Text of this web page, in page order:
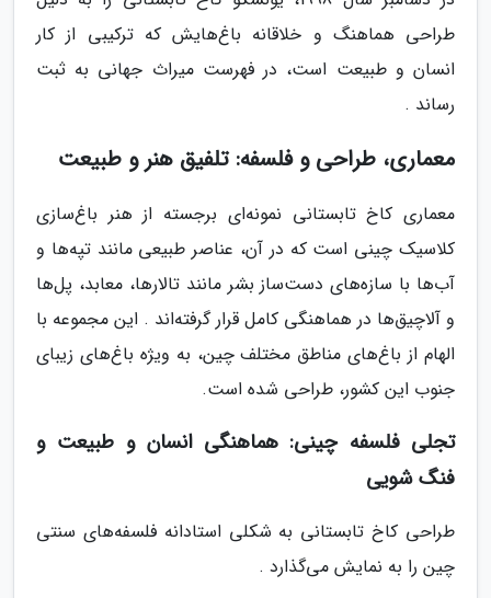
طراحی هماهنگ و خلاقانه باغ‌هایش که ترکیبی از کار
انسان و طبیعت است، در فهرست میراث جهانی به ثبت
رساند .
معماری، طراحی و فلسفه: تلفیق هنر و طبیعت
معماری کاخ تابستانی نمونه‌ای برجسته از هنر باغ‌سازی
کلاسیک چینی است که در آن، عناصر طبیعی مانند تپه‌ها و
آب‌ها با سازه‌های دست‌ساز بشر مانند تالارها، معابد، پل‌ها
و آلاچیق‌ها در هماهنگی کامل قرار گرفته‌اند . این مجموعه با
الهام از باغ‌های مناطق مختلف چین، به ویژه باغ‌های زیبای
جنوب این کشور، طراحی شده است.
تجلی فلسفه چینی: هماهنگی انسان و طبیعت و
فنگ شویی
طراحی کاخ تابستانی به شکلی استادانه فلسفه‌های سنتی
چین را به نمایش می‌گذارد .